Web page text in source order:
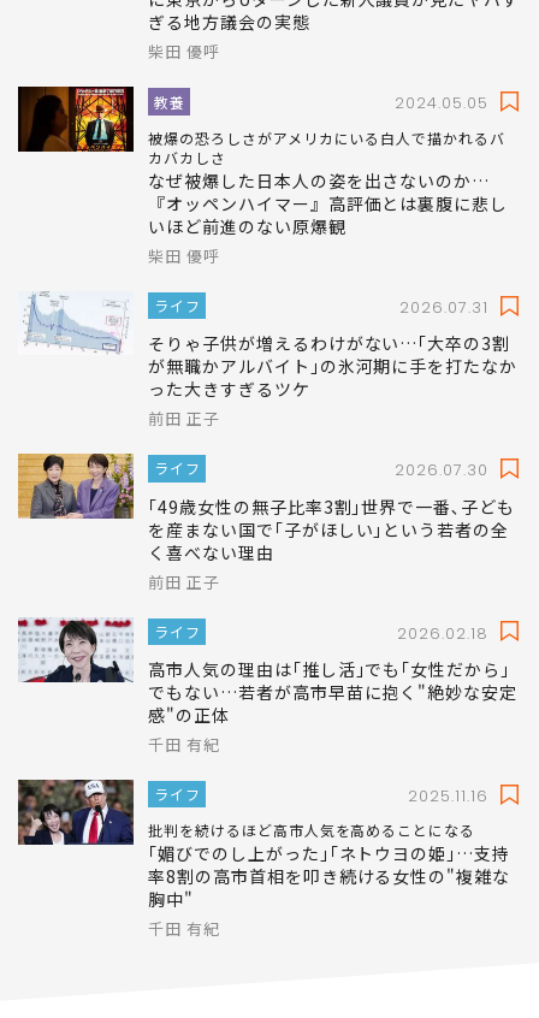
ぎる地方議会の実態
柴田 優呼
教養 2024.05.05
被爆の恐ろしさがアメリカにいる白人で描かれるバ
カバカしさ
なぜ被爆した日本人の姿を出さないのか…
『オッペンハイマー』高評価とは裏腹に悲し
いほど前進のない原爆観
柴田 優呼
ライフ 2026.07.31
そりゃ子供が増えるわけがない…｢大卒の3割
が無職かアルバイト｣の氷河期に手を打たなか
った大きすぎるツケ
前田 正子
ライフ 2026.07.30
｢49歳女性の無子比率3割｣世界で一番､子ども
を産まない国で｢子がほしい｣という若者の全
く喜べない理由
前田 正子
ライフ 2026.02.18
高市人気の理由は｢推し活｣でも｢女性だから｣
でもない…若者が高市早苗に抱く"絶妙な安定
感"の正体
千田 有紀
ライフ 2025.11.16
批判を続けるほど高市人気を高めることになる
｢媚びでのし上がった｣｢ネトウヨの姫｣…支持
率8割の高市首相を叩き続ける女性の"複雑な
胸中"
千田 有紀